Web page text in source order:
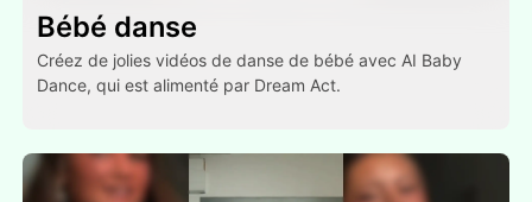
Bébé danse
Créez de jolies vidéos de danse de bébé avec AI Baby
Dance, qui est alimenté par Dream Act.